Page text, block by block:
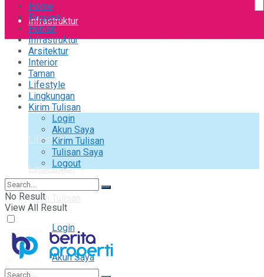
Infrastruktur
Arsitektur
Interior
Taman
Lifestyle
Lingkungan
Kirim Tulisan
Login
Akun Saya
Home
Properti
Hunian
Infrastruktur
Arsitektur
Interior
Taman
Lifestyle
Lingkungan
Kirim Tulisan
Login
Akun Saya
Kirim Tulisan
Tulisan Saya
Logout
No Result
View All Result